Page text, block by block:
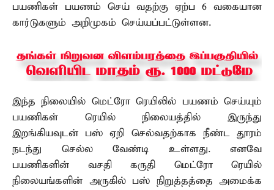
பயணிகள் பயணம் செய் வதற்கு ஏற்ப 6 வகையான
கார்டுகளும் அறிமுகம் செய்யப்பட்டுள்ளன.
இந்த நிலையில் மெட்ரோ ரெயிலில் பயணம் செய்யும்
பயணிகள் ரெயில் நிலையத்தில் இருந்து
இறங்கியவுடன் பஸ் ஏறி செல்வதற்காக நீண்ட தூரம்
நடந்து செல்ல வேண்டி உள்ளது. எனவே
பயணிகளின் வசதி கருதி மெட்ரோ ரெயில்
நிலையங்களின் அருகில் பஸ் நிறுத்தத்தை அமைக்க